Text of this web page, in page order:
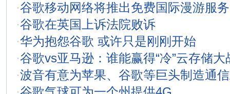
·谷歌移动网络将推出免费国际漫游服务
·谷歌在英国上诉法院败诉
·华为抱怨谷歌 或许只是刚刚开始
·谷歌vs亚马逊：谁能赢得“冷”云存储大
·波音有意为苹果、谷歌等巨头制造通